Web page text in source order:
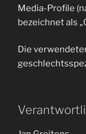
Media-Profile
bezeichnet als
Die